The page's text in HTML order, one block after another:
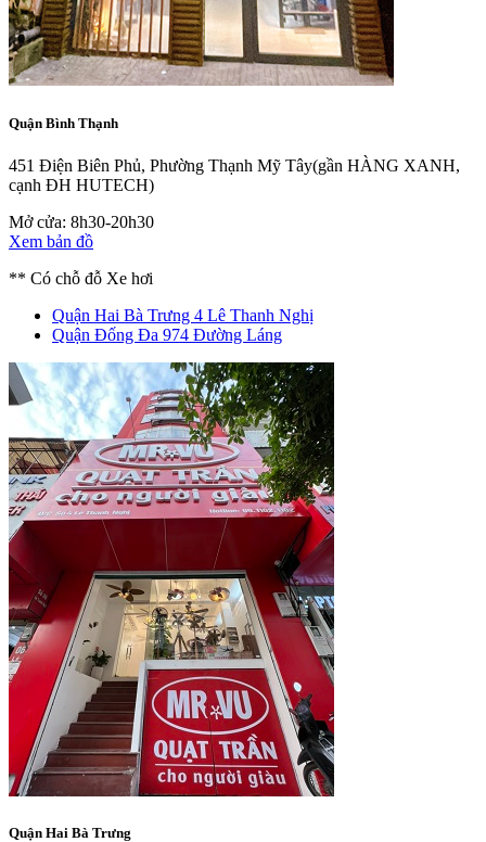
Quận Bình Thạnh
451 Điện Biên Phủ, Phường Thạnh Mỹ Tây(gần HÀNG XANH,
cạnh ĐH HUTECH)
Mở cửa: 8h30-20h30
Xem bản đồ
** Có chỗ đỗ Xe hơi
Quận Hai Bà Trưng 4 Lê Thanh Nghị
Quận Đống Đa 974 Đường Láng
Quận Hai Bà Trưng